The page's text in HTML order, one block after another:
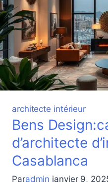
architecte intérieur
Bens
d’architecte
Casablanca
Paradmin janvier 9,